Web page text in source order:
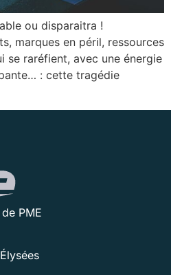
ou disparaitra !
marques en péril, ressources
se raréfient, avec une énergie
: cette tragédie
PME